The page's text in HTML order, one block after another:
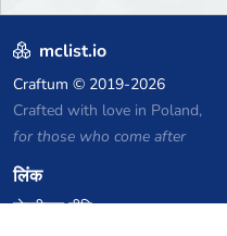
mclist.io
Craftum © 2019-2026
Crafted with love in Poland,
for those who come after
लिंक
गोपनीयता नीति